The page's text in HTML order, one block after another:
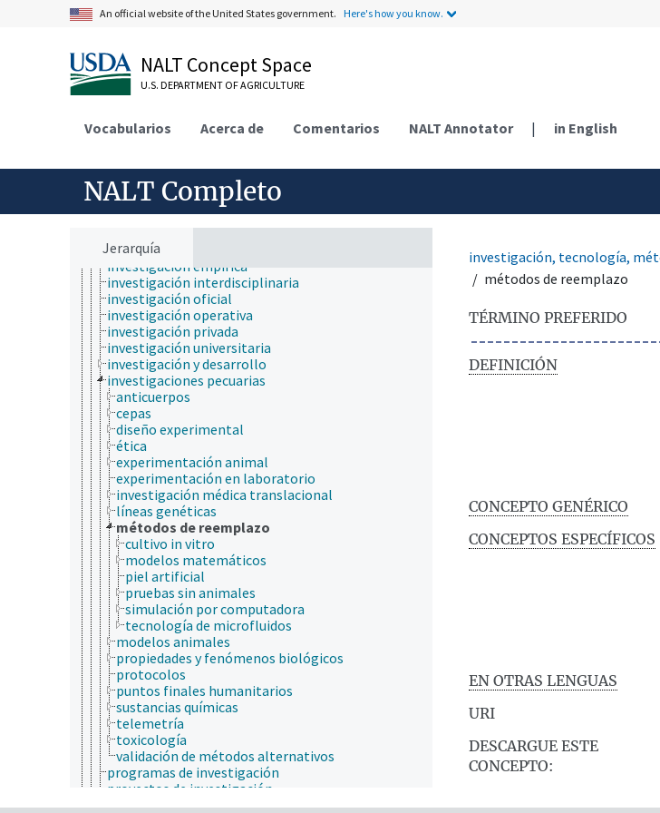
An official website of the United States government. Here's how you know.
NALT Concept Space
U.S. DEPARTMENT OF AGRICULTURE
Vocabularios Acerca de Comentarios NALT Annotator | in English
NALT Completo
Jerarquía
histopatología
ingeniería genética
insectarios
investigación
equipamiento de investigación
gestión de la investigación
investigación agraria
investigación aplicada
investigación biomédica
investigación cooperativa
investigación educativa
investigación empírica
investigación interdisciplinaria
investigación oficial
investigación operativa
investigación privada
investigación universitaria
investigación y desarrollo
investigaciones pecuarias
anticuerpos
cepas
diseño experimental
ética
experimentación animal
experimentación en laboratorio
investigación médica translacional
líneas genéticas
métodos de reemplazo
cultivo in vitro
modelos matemáticos
piel artificial
pruebas sin animales
simulación por computadora
tecnología de microfluidos
modelos animales
propiedades y fenómenos biológicos
protocolos
puntos finales humanitarios
sustancias químicas
telemetría
toxicología
validación de métodos alternativos
programas de investigación
proyectos de investigación
localizaciones geográficas históricas
investigación, tecnología,
métodos de reemplazo
TÉRMINO PREFERIDO
DEFINICIÓN
CONCEPTO GENÉRICO
CONCEPTOS ESPECÍFICOS
EN OTRAS LENGUAS
URI
DESCARGUE ESTE
CONCEPTO: